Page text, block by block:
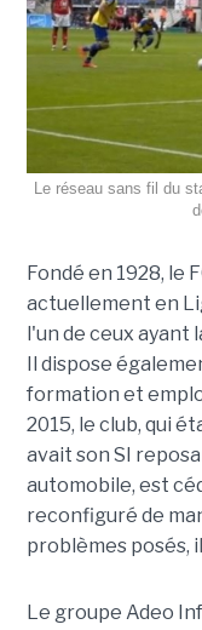
Le réseau sans fil du
Fondé en 1928, le
actuellement en
l'un de ceux ayant
Il dispose
formation et
2015, le club, qui
avait son SI
automobile, est
reconfiguré de
problèmes posés,
Le groupe Adeo